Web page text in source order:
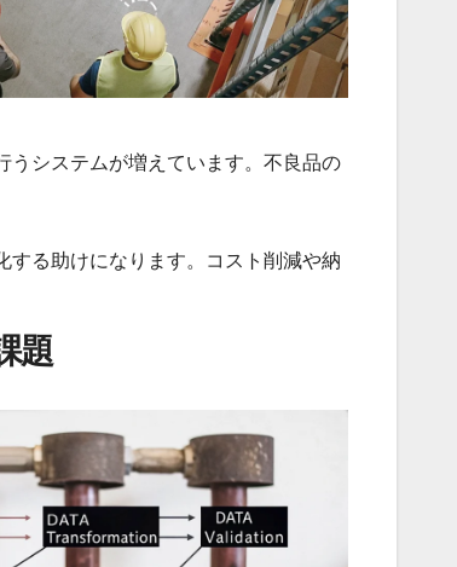
うシステムが増えています。不良品の
する助けになります。コスト削減や納
題